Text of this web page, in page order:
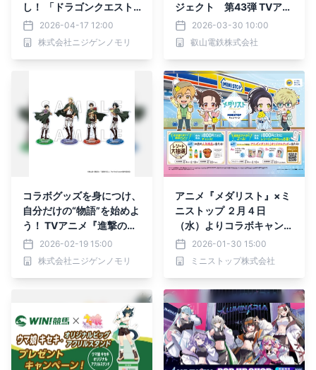
し！ 「ドラゴンクエスト
アイランド」５周年記念＆
新サブクエストグッズ
2026-04-17 12:00
株式会社ニジゲンノモリ
ジェクト 第43弾 TVアニ
メ「ばっどがーる」コラボ
の追加企画の詳細が決まり
ました
2026-03-30 10:00
叡山電鉄株式会社
コラボグッズを身につけ、
自分だけの“物語”を始めよ
う！ TVアニメ『進撃の巨
人』×ニジゲンノモリ コラ
ボイベント 第1弾オリジナ
ルコラボグッズ36アイテ
2026-02-19 15:00
株式会社ニジゲンノモリ
アニメ『メダリスト』×ミ
ニストップ ２月４日
（水）よりコラボキャンペ
ーンを開催！
2026-01-30 15:00
ミニストップ株式会社